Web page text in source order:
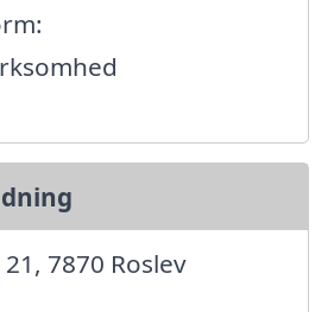
7870 Roslev